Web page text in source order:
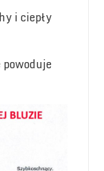
i ciepły